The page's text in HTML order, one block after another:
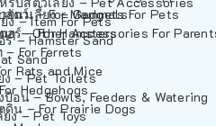
ง – Item For Pets
– Hamster Sand
Sand
ง – Pet Toilets
ป้อน – Bowls, Feeders & Watering
ง – Pet Toys
ตว์เลี้ยง – Gadgets For Pets
ๆ – Other Accessories For
ยนม – For Mammals
ร์ – For Hamsters
– For Ferrets
Rats and Mice
Hedgehogs
ดิน – For Prairie Dogs